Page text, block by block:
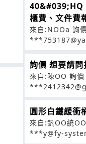
40&#039;HQ
櫃費、文件費
來自:NOOa 詢
詢價 想要請問
來自:陳OO 詢價
圓形白鐵緩衝
來自:釩OO統
***y@fy-